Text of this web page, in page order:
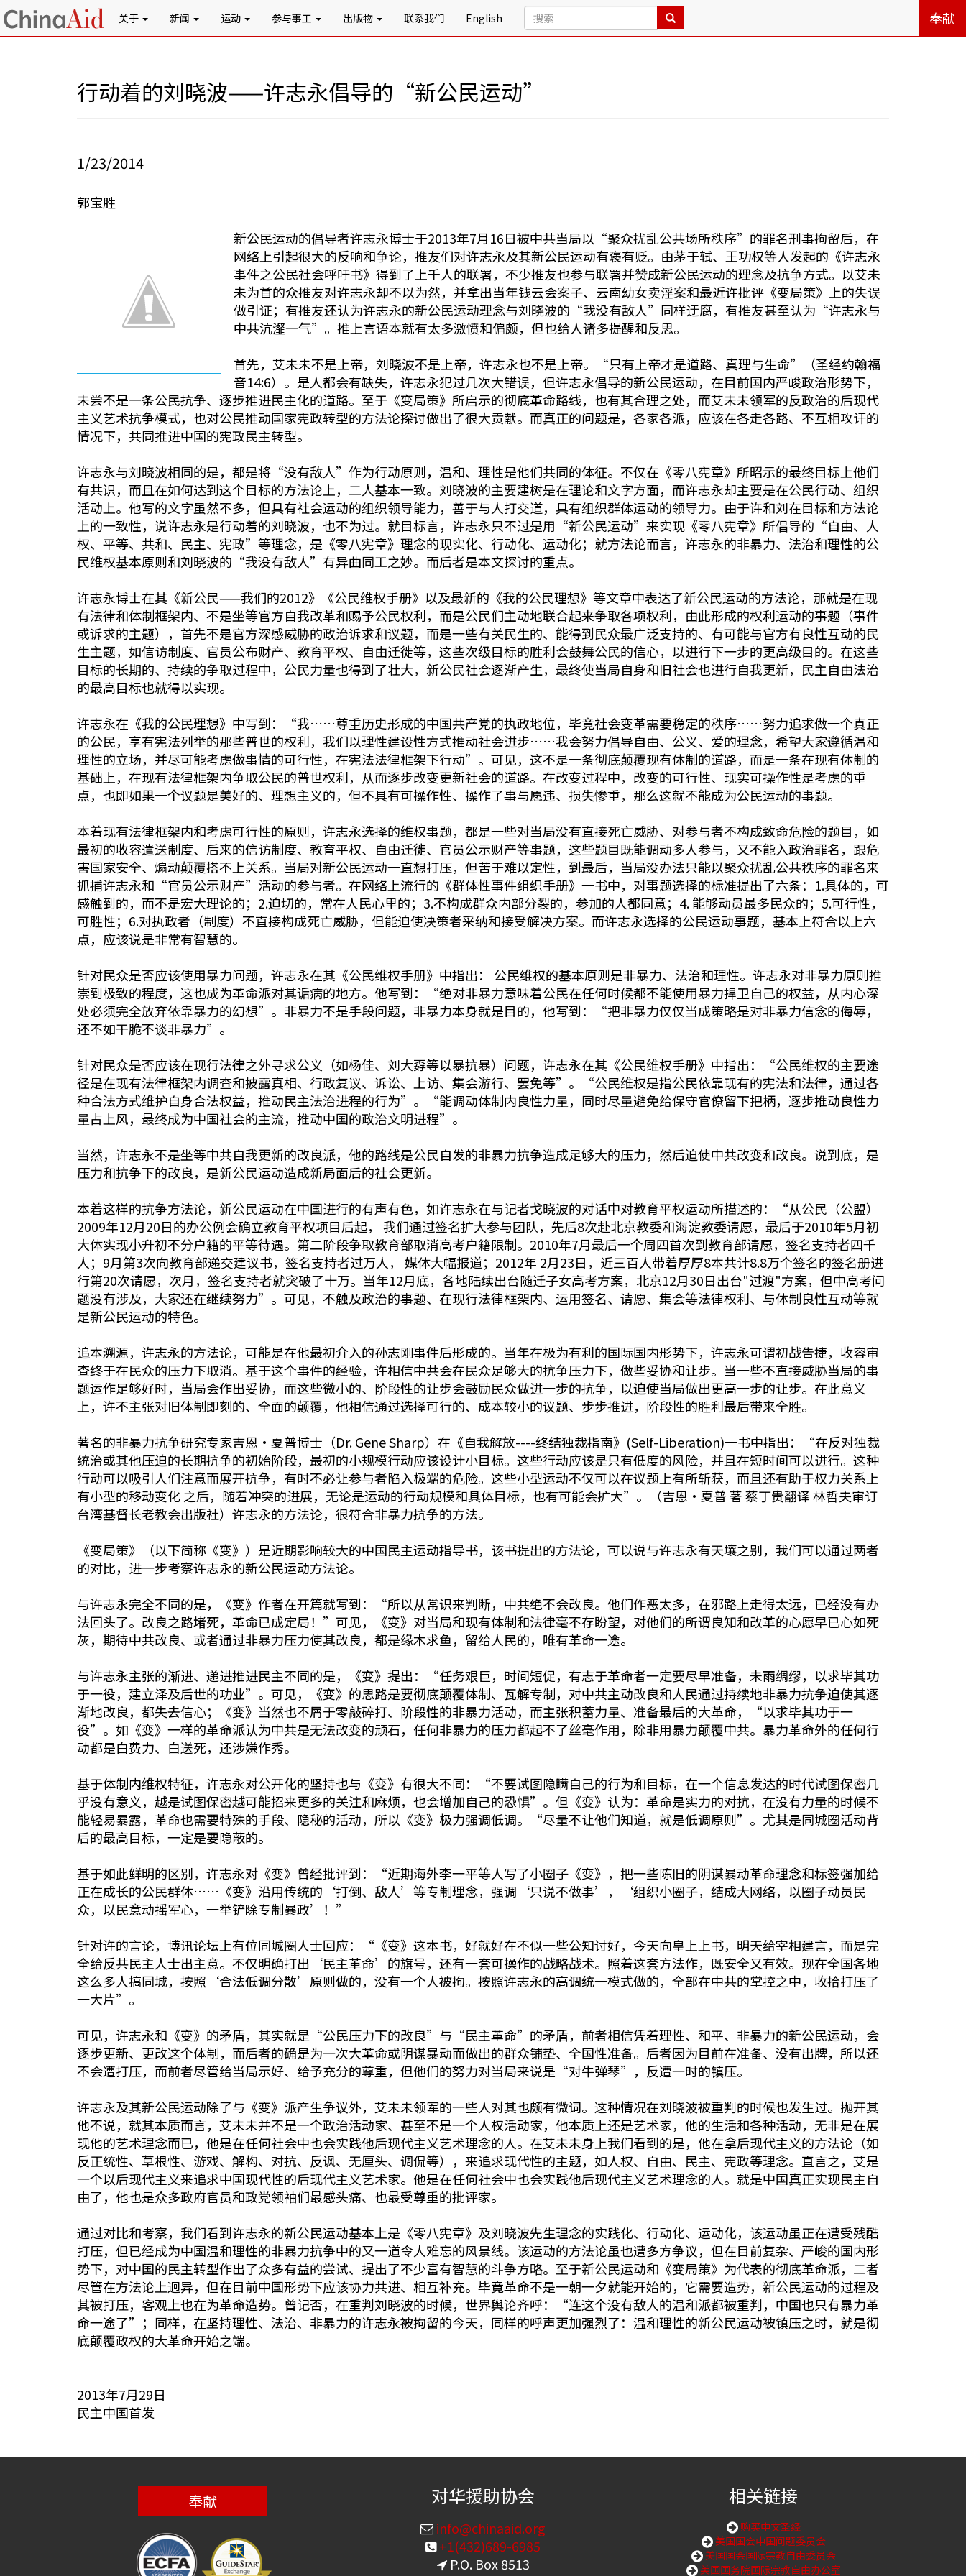
关于 新闻 运动 参与事工 出版物 联系我们 English 奉献
行动着的刘晓波——许志永倡导的“新公民运动”
1/23/2014
郭宝胜
新公民运动的倡导者许志永博士于2013年7月16日被中共当局以“聚众扰乱公共场所秩序”的罪名刑事拘留后，在
网络上引起很大的反响和争论，推友们对许志永及其新公民运动有褒有贬。由茅于轼、王功权等人发起的《许志永
事件之公民社会呼吁书》得到了上千人的联署，不少推友也参与联署并赞成新公民运动的理念及抗争方式。以艾未
未为首的众推友对许志永却不以为然，并拿出当年钱云会案子、云南幼女卖淫案和最近许批评《变局策》上的失误
做引证；有推友还认为许志永的新公民运动理念与刘晓波的“我没有敌人”同样迂腐，有推友甚至认为“许志永与
中共沆瀣一气”。推上言语本就有太多激愤和偏颇，但也给人诸多提醒和反思。
首先，艾未未不是上帝，刘晓波不是上帝，许志永也不是上帝。“只有上帝才是道路、真理与生命”（圣经约翰福
音14:6）。是人都会有缺失，许志永犯过几次大错误，但许志永倡导的新公民运动，在目前国内严峻政治形势下，
未尝不是一条公民抗争、逐步推进民主化的道路。至于《变局策》所启示的彻底革命路线，也有其合理之处，而艾未未领军的反政治的后现代
主义艺术抗争模式，也对公民推动国家宪政转型的方法论探讨做出了很大贡献。而真正的问题是，各家各派，应该在各走各路、不互相攻讦的
情况下，共同推进中国的宪政民主转型。
许志永与刘晓波相同的是，都是将“没有敌人”作为行动原则，温和、理性是他们共同的体征。不仅在《零八宪章》所昭示的最终目标上他们
有共识，而且在如何达到这个目标的方法论上，二人基本一致。刘晓波的主要建树是在理论和文字方面，而许志永却主要是在公民行动、组织
活动上。他写的文字虽然不多，但具有社会运动的组织领导能力，善于与人打交道，具有组织群体运动的领导力。由于许和刘在目标和方法论
上的一致性，说许志永是行动着的刘晓波，也不为过。就目标言，许志永只不过是用“新公民运动”来实现《零八宪章》所倡导的“自由、人
权、平等、共和、民主、宪政”等理念，是《零八宪章》理念的现实化、行动化、运动化；就方法论而言，许志永的非暴力、法治和理性的公
民维权基本原则和刘晓波的“我没有敌人”有异曲同工之妙。而后者是本文探讨的重点。
许志永博士在其《新公民——我们的2012》《公民维权手册》以及最新的《我的公民理想》等文章中表达了新公民运动的方法论，那就是在现
有法律和体制框架内、不是坐等官方自我改革和赐予公民权利，而是公民们主动地联合起来争取各项权利，由此形成的权利运动的事题（事件
或诉求的主题），首先不是官方深感威胁的政治诉求和议题，而是一些有关民生的、能得到民众最广泛支持的、有可能与官方有良性互动的民
生主题，如信访制度、官员公布财产、教育平权、自由迁徙等，这些次级目标的胜利会鼓舞公民的信心，以进行下一步的更高级目的。在这些
目标的长期的、持续的争取过程中，公民力量也得到了壮大，新公民社会逐渐产生，最终使当局自身和旧社会也进行自我更新，民主自由法治
的最高目标也就得以实现。
许志永在《我的公民理想》中写到：“我……尊重历史形成的中国共产党的执政地位，毕竟社会变革需要稳定的秩序……努力追求做一个真正
的公民，享有宪法列举的那些普世的权利，我们以理性建设性方式推动社会进步……我会努力倡导自由、公义、爱的理念，希望大家遵循温和
理性的立场，并尽可能考虑做事情的可行性，在宪法法律框架下行动”。可见，这不是一条彻底颠覆现有体制的道路，而是一条在现有体制的
基础上，在现有法律框架内争取公民的普世权利，从而逐步改变更新社会的道路。在改变过程中，改变的可行性、现实可操作性是考虑的重
点，也即如果一个议题是美好的、理想主义的，但不具有可操作性、操作了事与愿违、损失惨重，那么这就不能成为公民运动的事题。
本着现有法律框架内和考虑可行性的原则，许志永选择的维权事题，都是一些对当局没有直接死亡威胁、对参与者不构成致命危险的题目，如
最初的收容遣送制度、后来的信访制度、教育平权、自由迁徙、官员公示财产等事题，这些题目既能调动多人参与，又不能入政治罪名，跟危
害国家安全、煽动颠覆搭不上关系。当局对新公民运动一直想打压，但苦于难以定性，到最后，当局没办法只能以聚众扰乱公共秩序的罪名来
抓捕许志永和“官员公示财产”活动的参与者。在网络上流行的《群体性事件组织手册》一书中，对事题选择的标准提出了六条：1.具体的，可
感触到的，而不是宏大理论的；2.迫切的，常在人民心里的；3.不构成群众内部分裂的，参加的人都同意；4. 能够动员最多民众的；5.可行性，
可胜性；6.对执政者（制度）不直接构成死亡威胁，但能迫使决策者采纳和接受解决方案。而许志永选择的公民运动事题，基本上符合以上六
点，应该说是非常有智慧的。
针对民众是否应该使用暴力问题，许志永在其《公民维权手册》中指出： 公民维权的基本原则是非暴力、法治和理性。许志永对非暴力原则推
崇到极致的程度，这也成为革命派对其诟病的地方。他写到：“绝对非暴力意味着公民在任何时候都不能使用暴力捍卫自己的权益，从内心深
处必须完全放弃依靠暴力的幻想”。非暴力不是手段问题，非暴力本身就是目的，他写到：“把非暴力仅仅当成策略是对非暴力信念的侮辱，
还不如干脆不谈非暴力”。
针对民众是否应该在现行法律之外寻求公义（如杨佳、刘大孬等以暴抗暴）问题，许志永在其《公民维权手册》中指出：“公民维权的主要途
径是在现有法律框架内调查和披露真相、行政复议、诉讼、上访、集会游行、罢免等”。“公民维权是指公民依靠现有的宪法和法律，通过各
种合法方式维护自身合法权益，推动民主法治进程的行为”。“能调动体制内良性力量，同时尽量避免给保守官僚留下把柄，逐步推动良性力
量占上风，最终成为中国社会的主流，推动中国的政治文明进程”。
当然，许志永不是坐等中共自我更新的改良派，他的路线是公民自发的非暴力抗争造成足够大的压力，然后迫使中共改变和改良。说到底，是
压力和抗争下的改良，是新公民运动造成新局面后的社会更新。
本着这样的抗争方法论，新公民运动在中国进行的有声有色，如许志永在与记者戈晓波的对话中对教育平权运动所描述的：“从公民（公盟）
2009年12月20日的办公例会确立教育平权项目后起， 我们通过签名扩大参与团队，先后8次赴北京教委和海淀教委请愿，最后于2010年5月初
大体实现小升初不分户籍的平等待遇。第二阶段争取教育部取消高考户籍限制。2010年7月最后一个周四首次到教育部请愿，签名支持者四千
人；9月第3次向教育部递交建议书，签名支持者过万人， 媒体大幅报道；2012年 2月23日，近三百人带着厚厚8本共计8.8万个签名的签名册进
行第20次请愿，次月，签名支持者就突破了十万。当年12月底，各地陆续出台随迁子女高考方案，北京12月30日出台"过渡"方案，但中高考问
题没有涉及，大家还在继续努力”。可见，不触及政治的事题、在现行法律框架内、运用签名、请愿、集会等法律权利、与体制良性互动等就
是新公民运动的特色。
追本溯源，许志永的方法论，可能是在他最初介入的孙志刚事件后形成的。当年在极为有利的国际国内形势下，许志永可谓初战告捷，收容审
查终于在民众的压力下取消。基于这个事件的经验，许相信中共会在民众足够大的抗争压力下，做些妥协和让步。当一些不直接威胁当局的事
题运作足够好时，当局会作出妥协，而这些微小的、阶段性的让步会鼓励民众做进一步的抗争，以迫使当局做出更高一步的让步。在此意义
上，许不主张对旧体制即刻的、全面的颠覆，他相信通过选择可行的、成本较小的议题、步步推进，阶段性的胜利最后带来全胜。
著名的非暴力抗争研究专家吉恩•夏普博士（Dr. Gene Sharp）在《自我解放----终结独裁指南》(Self-Liberation)一书中指出：“在反对独裁
统治或其他压迫的长期抗争的初始阶段，最初的小规模行动应该设计小目标。这些行动应该是只有低度的风险，并且在短时间可以进行。这种
行动可以吸引人们注意而展开抗争，有时不必让参与者陷入极端的危险。这些小型运动不仅可以在议题上有所斩获，而且还有助于权力关系上
有小型的移动变化 之后，随着冲突的进展，无论是运动的行动规模和具体目标，也有可能会扩大”。（吉恩•夏普 著 蔡丁贵翻译 林哲夫审订
台湾基督长老教会出版社）许志永的方法论，很符合非暴力抗争的方法。
《变局策》（以下简称《变》）是近期影响较大的中国民主运动指导书，该书提出的方法论，可以说与许志永有天壤之别，我们可以通过两者
的对比，进一步考察许志永的新公民运动方法论。
与许志永完全不同的是，《变》作者在开篇就写到：“所以从常识来判断，中共绝不会改良。他们作恶太多，在邪路上走得太远，已经没有办
法回头了。改良之路堵死，革命已成定局！”可见，《变》对当局和现有体制和法律毫不存盼望，对他们的所谓良知和改革的心愿早已心如死
灰，期待中共改良、或者通过非暴力压力使其改良，都是缘木求鱼，留给人民的，唯有革命一途。
与许志永主张的渐进、递进推进民主不同的是，《变》提出：“任务艰巨，时间短促，有志于革命者一定要尽早准备，未雨绸缪，以求毕其功
于一役，建立泽及后世的功业”。可见，《变》的思路是要彻底颠覆体制、瓦解专制，对中共主动改良和人民通过持续地非暴力抗争迫使其逐
渐地改良，都失去信心；《变》当然也不屑于零敲碎打、阶段性的非暴力活动，而主张积蓄力量、准备最后的大革命，“以求毕其功于一
役”。如《变》一样的革命派认为中共是无法改变的顽石，任何非暴力的压力都起不了丝毫作用，除非用暴力颠覆中共。暴力革命外的任何行
动都是白费力、白送死，还涉嫌作秀。
基于体制内维权特征，许志永对公开化的坚持也与《变》有很大不同：“不要试图隐瞒自己的行为和目标，在一个信息发达的时代试图保密几
乎没有意义，越是试图保密越可能招来更多的关注和麻烦，也会增加自己的恐惧”。但《变》认为：革命是实力的对抗，在没有力量的时候不
能轻易暴露，革命也需要特殊的手段、隐秘的活动，所以《变》极力强调低调。“尽量不让他们知道，就是低调原则”。尤其是同城圈活动背
后的最高目标，一定是要隐蔽的。
基于如此鲜明的区别，许志永对《变》曾经批评到：“近期海外李一平等人写了小圈子《变》，把一些陈旧的阴谋暴动革命理念和标签强加给
正在成长的公民群体……《变》沿用传统的‘打倒、敌人’等专制理念，强调‘只说不做事’，‘组织小圈子，结成大网络，以圈子动员民
众，以民意动摇军心，一举铲除专制暴政’！”
针对许的言论，博讯论坛上有位同城圈人士回应：“《变》这本书，好就好在不似一些公知讨好，今天向皇上上书，明天给宰相建言，而是完
全给反共民主人士出主意。不仅明确打出‘民主革命’的旗号，还有一套可操作的战略战术。照着这套方法作，既安全又有效。现在全国各地
这么多人搞同城，按照‘合法低调分散’原则做的，没有一个人被拘。按照许志永的高调统一模式做的，全部在中共的掌控之中，收拾打压了
一大片”。
可见，许志永和《变》的矛盾，其实就是“公民压力下的改良”与“民主革命”的矛盾，前者相信凭着理性、和平、非暴力的新公民运动，会
逐步更新、更改这个体制，而后者的确是为一次大革命或阴谋暴动而做出的群众铺垫、全国性准备。后者因为目前在准备、没有出牌，所以还
不会遭打压，而前者尽管给当局示好、给予充分的尊重，但他们的努力对当局来说是“对牛弹琴”，反遭一时的镇压。
许志永及其新公民运动除了与《变》派产生争议外，艾未未领军的一些人对其也颇有微词。这种情况在刘晓波被重判的时候也发生过。抛开其
他不说，就其本质而言，艾未未并不是一个政治活动家、甚至不是一个人权活动家，他本质上还是艺术家，他的生活和各种活动，无非是在展
现他的艺术理念而已，他是在任何社会中也会实践他后现代主义艺术理念的人。在艾未未身上我们看到的是，他在拿后现代主义的方法论（如
反正统性、草根性、游戏、解构、对抗、反讽、无厘头、调侃等），来追求现代性的主题，如人权、自由、民主、宪政等理念。直言之，艾是
一个以后现代主义来追求中国现代性的后现代主义艺术家。他是在任何社会中也会实践他后现代主义艺术理念的人。就是中国真正实现民主自
由了，他也是众多政府官员和政党领袖们最感头痛、也最受尊重的批评家。
通过对比和考察，我们看到许志永的新公民运动基本上是《零八宪章》及刘晓波先生理念的实践化、行动化、运动化，该运动虽正在遭受残酷
打压，但已经成为中国温和理性的非暴力抗争中的又一道令人难忘的风景线。该运动的方法论虽也遭多方争议，但在目前复杂、严峻的国内形
势下，对中国的民主转型作出了众多有益的尝试、提出了不少富有智慧的斗争方略。至于新公民运动和《变局策》为代表的彻底革命派，二者
尽管在方法论上迥异，但在目前中国形势下应该协力共进、相互补充。毕竟革命不是一朝一夕就能开始的，它需要造势，新公民运动的过程及
其被打压，客观上也在为革命造势。曾记否，在重判刘晓波的时候，世界舆论齐呼：“连这个没有敌人的温和派都被重判，中国也只有暴力革
命一途了”；同样，在坚持理性、法治、非暴力的许志永被拘留的今天，同样的呼声更加强烈了：温和理性的新公民运动被镇压之时，就是彻
底颠覆政权的大革命开始之端。
2013年7月29日
民主中国首发
奉献 对华援助协会
info@chinaaid.org
+1(432)689-6985
P.O. Box 8513
相关链接
购买中文圣经
美国国会中国问题委员会
美国国会国际宗教自由委员会
美国国务院国际宗教自由办公室